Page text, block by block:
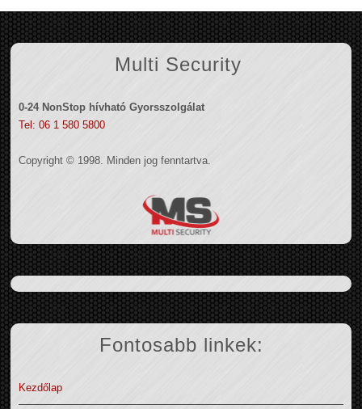
Multi Security
0-24 NonStop hívható Gyorsszolgálat
Tel: 06 1 580 5800
Copyright © 1998. Minden jog fenntartva.
Fontosabb linkek:
Kezdőlap